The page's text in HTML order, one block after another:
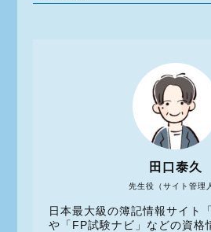
先生役（サイト管理
田口泰久
日本最大級の簿記情報サイト
や「FP試験ナビ」などの資格